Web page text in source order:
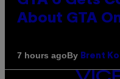
About GTA
7 hours agoBy Brent
VICE